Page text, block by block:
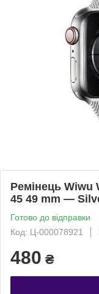
Ремінець Wiwu
45 49 mm —
Готово до відправки
Код: Ц-000078921
480 ₴